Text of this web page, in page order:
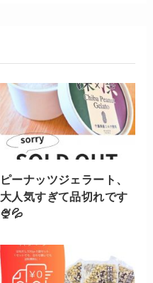
ピーナッツジェラート、
大人気すぎて品切れです
🍨💦